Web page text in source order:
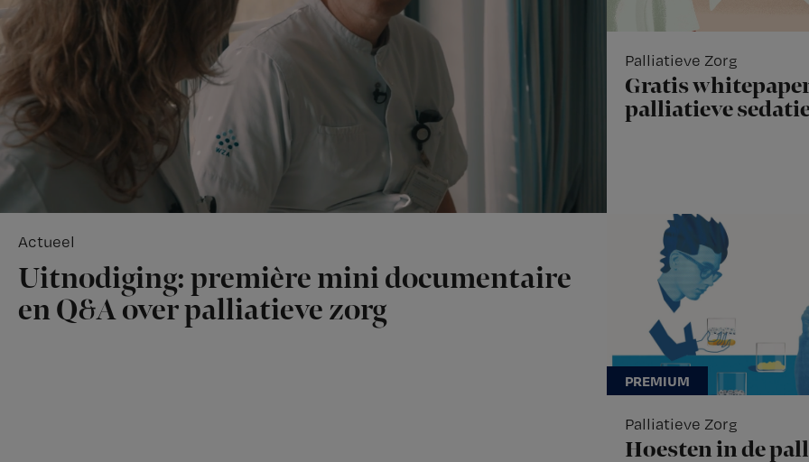
Actueel
Uitnodiging: première mini documentaire
en Q&A over palliatieve zorg
Palliatieve Zorg
Gratis
palliatieve
Palliatieve Zorg
Hoesten in de